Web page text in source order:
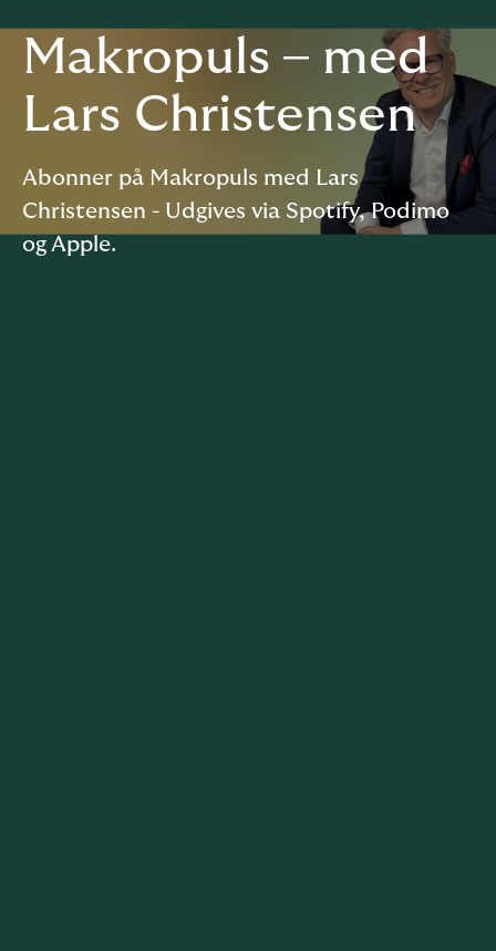
Makropuls – med
Lars Christensen
Abonner på Makropuls med Lars
Christensen - Udgives via Spotify, Podimo
og Apple.